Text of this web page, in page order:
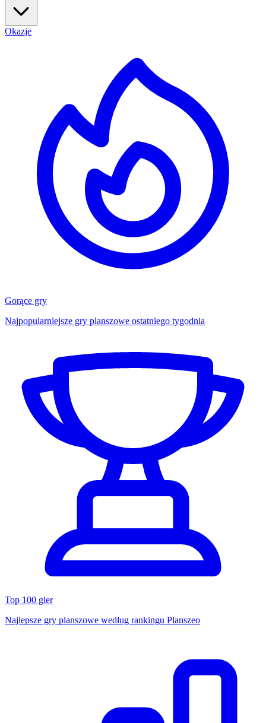
Okazje
Gorące gry
Najpopularniejsze gry planszowe ostatniego tygodnia
Top 100 gier
Najlepsze gry planszowe według rankingu Planszeo